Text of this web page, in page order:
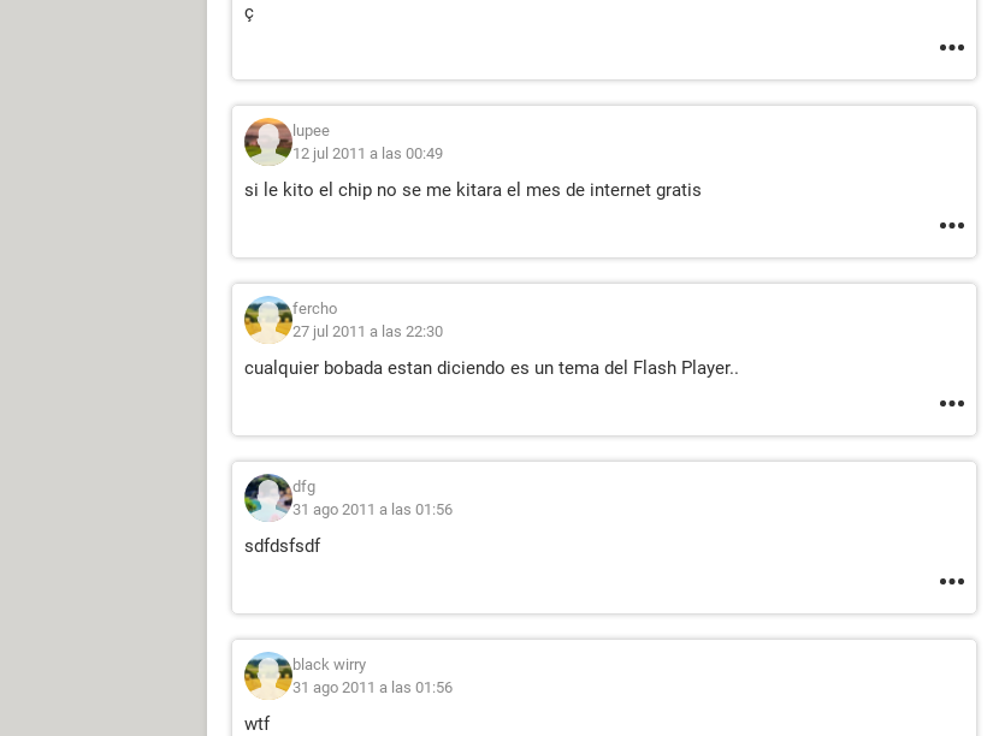
ç
lupee
12 jul 2011 a las 00:49
si le kito el chip no se me kitara el mes de internet gratis
fercho
27 jul 2011 a las 22:30
cualquier bobada estan diciendo es un tema del Flash Player..
dfg
31 ago 2011 a las 01:56
sdfdsfsdf
black wirry
31 ago 2011 a las 01:56
wtf